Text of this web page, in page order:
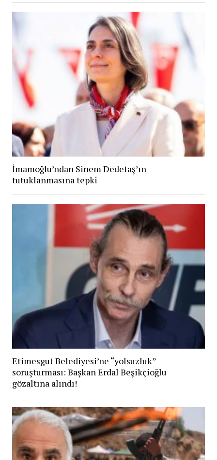
İmamoğlu’ndan Sinem Dedetaş’ın
tutuklanmasına tepki
Etimesgut Belediyesi’ne “yolsuzluk”
soruşturması: Başkan Erdal Beşikçioğlu
gözaltına alındı!